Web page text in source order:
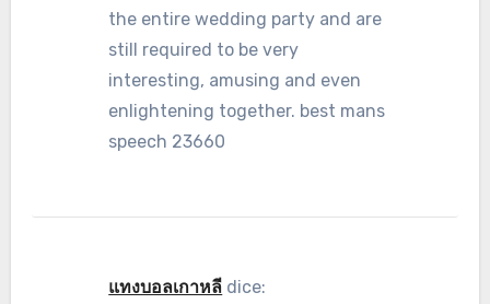
the entire wedding party and are
still required to be very
interesting, amusing and even
enlightening together. best mans
speech 23660
แทงบอลเกาหลี dice: